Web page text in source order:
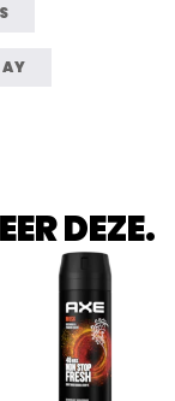
DEZE.